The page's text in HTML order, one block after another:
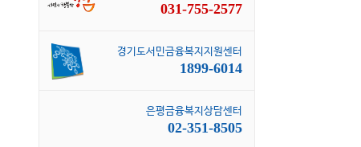
031-755-2577
경기도서민금융복지지원센터
1899-6014
은평금융복지상담센터
02-351-8505